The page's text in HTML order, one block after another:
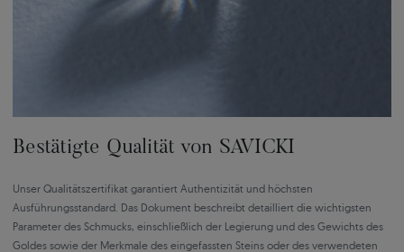
Bestätigte Qualität von SAVICKI
Unser Qualitätszertifikat garantiert Authentizität und höchsten
Ausführungsstandard. Das Dokument beschreibt detailliert die wichtigsten
Parameter des Schmucks, einschließlich der Legierung und des Gewichts des
Goldes sowie der Merkmale des eingefassten Steins oder des verwendeten